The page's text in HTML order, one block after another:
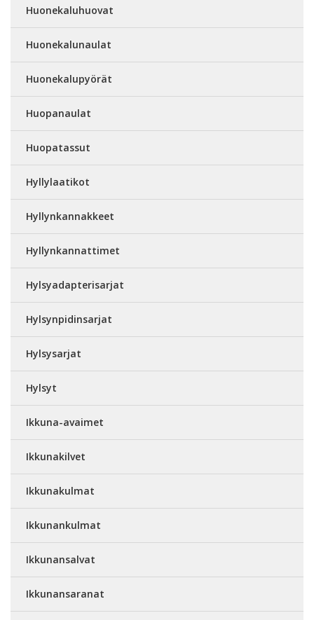
Huonekaluhuovat
Huonekalunaulat
Huonekalupyörät
Huopanaulat
Huopatassut
Hyllylaatikot
Hyllynkannakkeet
Hyllynkannattimet
Hylsyadapterisarjat
Hylsynpidinsarjat
Hylsysarjat
Hylsyt
Ikkuna-avaimet
Ikkunakilvet
Ikkunakulmat
Ikkunankulmat
Ikkunansalvat
Ikkunansaranat